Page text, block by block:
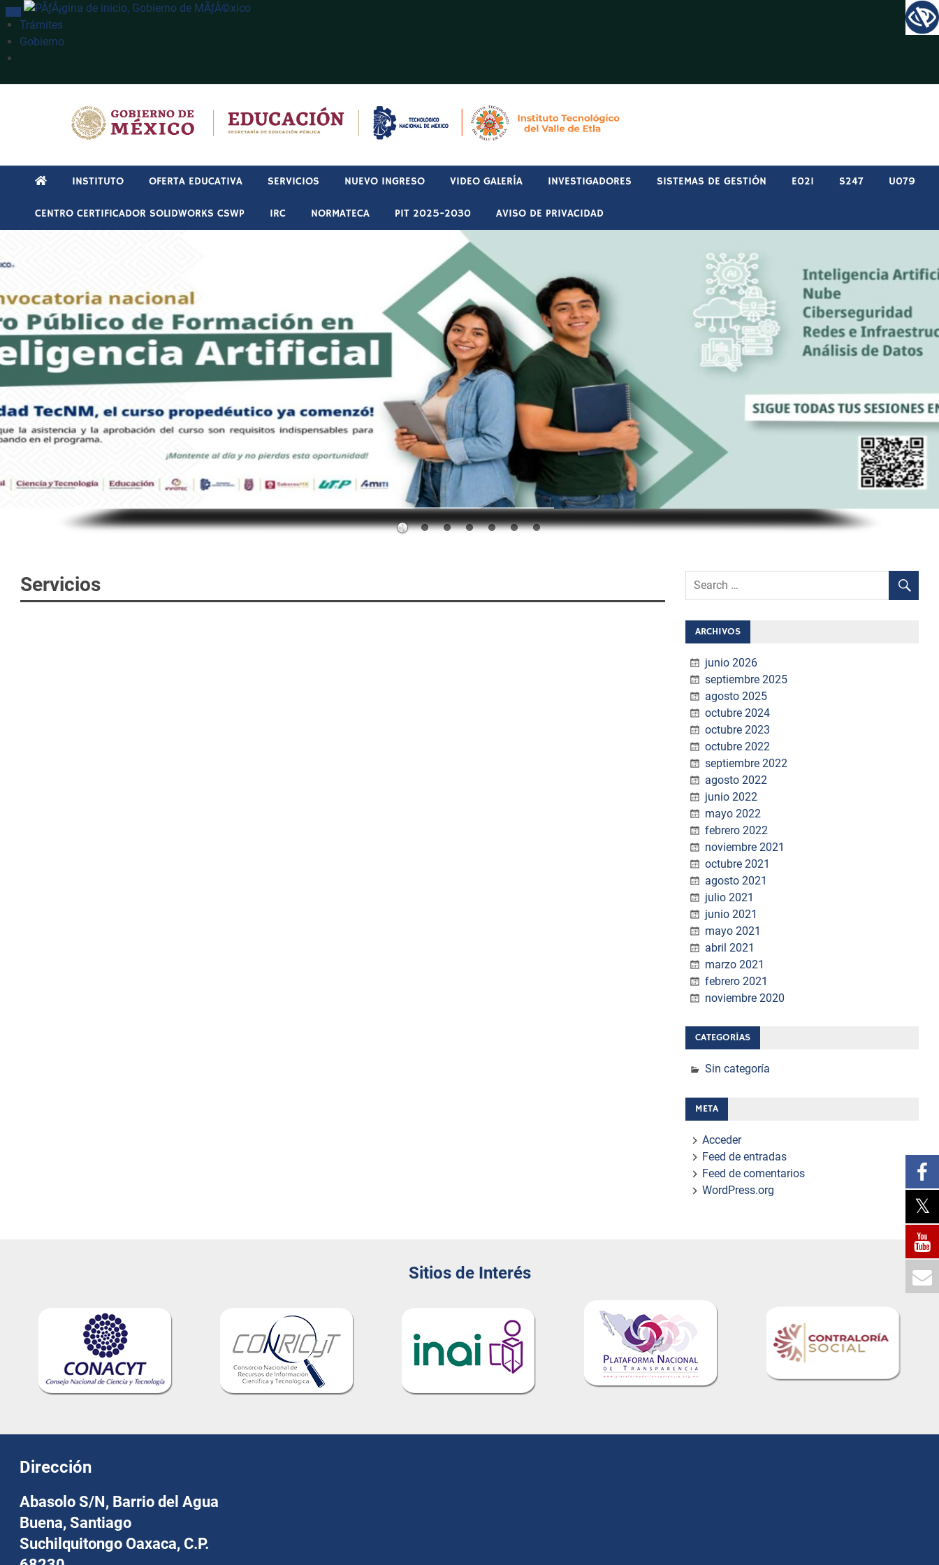
INTERRUPTOR DE NAVEGACIÓN
Trámites
Gobierno
INSTITUTO OFERTA EDUCATIVA SERVICIOS NUEVO INGRESO VIDEO GALERÍA INVESTIGADORES SISTEMAS DE GESTIÓN E021 S247 U079
CENTRO CERTIFICADOR SOLIDWORKS CSWP IRC NORMATECA PIT 2025-2030 AVISO DE PRIVACIDAD
Servicios
ARCHIVOS
junio 2026
septiembre 2025
agosto 2025
octubre 2024
octubre 2023
octubre 2022
septiembre 2022
agosto 2022
junio 2022
mayo 2022
febrero 2022
noviembre 2021
octubre 2021
agosto 2021
julio 2021
junio 2021
mayo 2021
abril 2021
marzo 2021
febrero 2021
noviembre 2020
CATEGORÍAS
Sin categoría
META
Acceder
Feed de entradas
Feed de comentarios
WordPress.org
Sitios de Interés
Dirección
Abasolo S/N, Barrio del Agua
Buena, Santiago
Suchilquitongo Oaxaca, C.P.